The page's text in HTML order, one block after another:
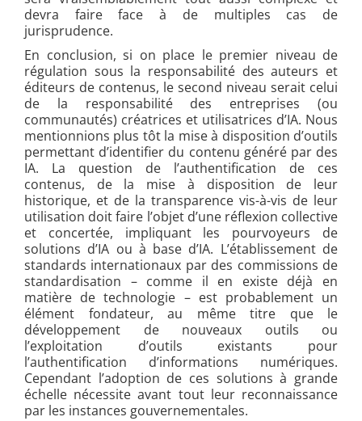
devra faire face à de multiples cas de
jurisprudence.
En conclusion, si on place le premier niveau de
régulation sous la responsabilité des auteurs et
éditeurs de contenus, le second niveau serait celui
de la responsabilité des entreprises (ou
communautés) créatrices et utilisatrices d’IA. Nous
mentionnions plus tôt la mise à disposition d’outils
permettant d’identifier du contenu généré par des
IA. La question de l’authentification de ces
contenus, de la mise à disposition de leur
historique, et de la transparence vis-à-vis de leur
utilisation doit faire l’objet d’une réflexion collective
et concertée, impliquant les pourvoyeurs de
solutions d’IA ou à base d’IA. L’établissement de
standards internationaux par des commissions de
standardisation – comme il en existe déjà en
matière de technologie – est probablement un
élément fondateur, au même titre que le
développement de nouveaux outils ou
l’exploitation d’outils existants pour
l’authentification d’informations numériques.
Cependant l’adoption de ces solutions à grande
échelle nécessite avant tout leur reconnaissance
par les instances gouvernementales.